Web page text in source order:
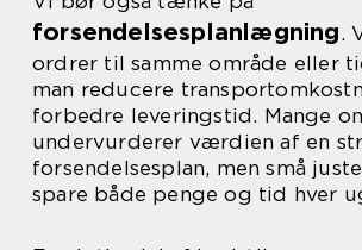
forsendelsesplanlægning.
ordrer til samme område eller
man reducere
forbedre leveringstid. Mange
undervurderer værdien af en
forsendelsesplan, men små
spare både penge og tid hver